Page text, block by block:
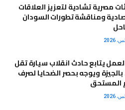
مصرية تشادية لتعزيز العلاقات
ومناقشة تطورات السودان
يتابع حادث انقلاب سيارة تقل
بالجيزة ويوجه بحصر الضحايا لصرف
المستحق